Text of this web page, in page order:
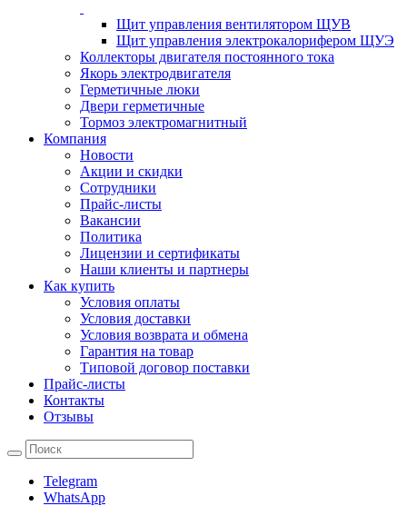
Щит управления вентилятором ЩУВ
Щит управления электрокалорифером ЩУЭ
Коллекторы двигателя постоянного тока
Якорь электродвигателя
Герметичные люки
Двери герметичные
Тормоз электромагнитный
Компания
Новости
Акции и скидки
Сотрудники
Прайс-листы
Вакансии
Политика
Лицензии и сертификаты
Наши клиенты и партнеры
Как купить
Условия оплаты
Условия доставки
Условия возврата и обмена
Гарантия на товар
Типовой договор поставки
Прайс-листы
Контакты
Отзывы
Telegram
WhatsApp